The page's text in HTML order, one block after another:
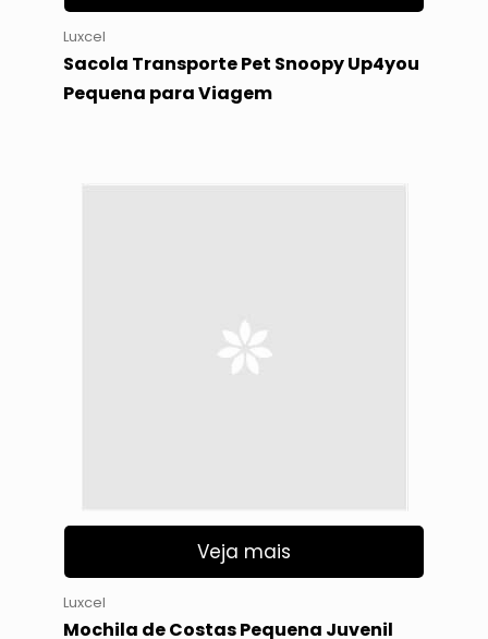
Luxcel
Sacola Transporte Pet Snoopy Up4you
Pequena para Viagem
Veja mais
Luxcel
Mochila de Costas Pequena Juvenil